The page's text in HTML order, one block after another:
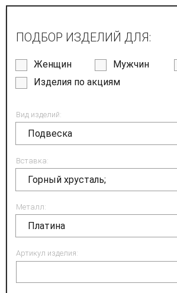
ПОДБОР ИЗДЕЛИЙ ДЛЯ:
Женщин Мужчин
Изделия по акциям
Вид изделий:
Подвеска
Вставка:
Горный хрусталь;
Металл:
Платина
Артикул изделия: